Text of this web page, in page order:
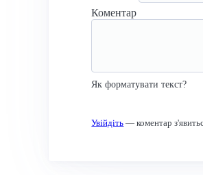
Коментар
Як форматувати текст?
Увійдіть — коментар